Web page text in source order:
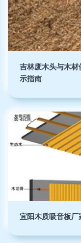
吉林废木头与木
示指南
宜阳木质吸音板